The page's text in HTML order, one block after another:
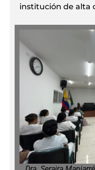
institución de alta